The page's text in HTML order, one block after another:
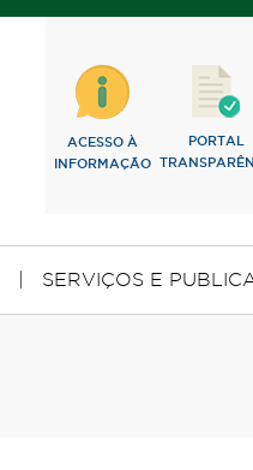
ACESSO À
INFORMAÇÃO
PORTAL
SERVIÇOS E